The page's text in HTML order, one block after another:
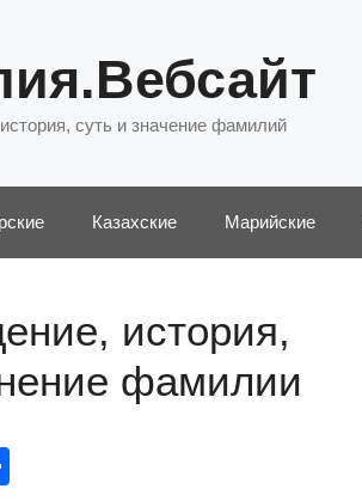
суть и значение фамилий
Казахские Марийские
история,
фамилии